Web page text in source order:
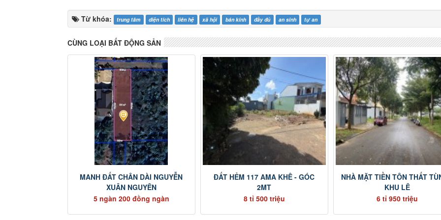
Từ khóa: trung tâm diện tích liên hệ xã hội bán kính đầy đủ an sinh tự an
CÙNG LOẠI BẤT ĐỘNG SẢN
MANH ĐẤT CHÂN DÀI NGUYỄN
XUÂN NGUYÊN
5 ngàn 200 đồng ngàn
ĐẤT HẺM 117 AMA KHÊ - GÓC
2MT
8 tỉ 500 triệu
NHÀ MẶT TIỀN TÔN THẤT
KHU LÊ
6 tỉ 950 triệu